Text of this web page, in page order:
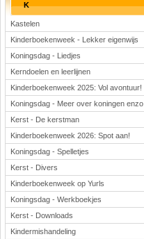
K
Kastelen
Kinderboekenweek - Lekker eigenwijs
Koningsdag - Liedjes
Kerndoelen en leerlijnen
Kinderboekenweek 2025: Vol avontuur!
Koningsdag - Meer over koningen enzo
Kerst - De kerstman
Kinderboekenweek 2026: Spot aan!
Koningsdag - Spelletjes
Kerst - Divers
Kinderboekenweek op Yurls
Koningsdag - Werkboekjes
Kerst - Downloads
Kindermishandeling